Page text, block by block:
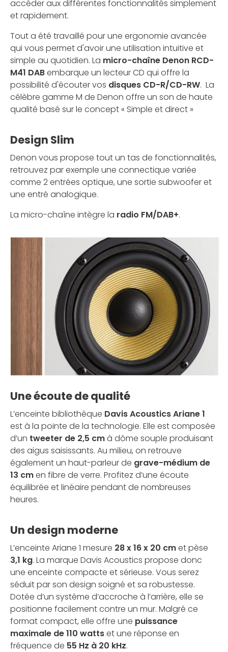
accéder aux différentes fonctionnalités simplement
et rapidement.
Tout a été travaillé pour une ergonomie avancée
qui vous permet d'avoir une utilisation intuitive et
simple au quotidien. La micro-chaîne Denon RCD-
M41 DABembarque un lecteur CD qui offre la
possibilité d'écouter vos disques CD-R/CD-RW. La
célèbre gamme M de Denon offre un son de haute
qualité basé sur le concept « Simple et direct »
Design Slim
Denon vous propose tout un tas de fonctionnalités,
retrouvez par exemple une connectique variée
comme 2 entrées optique, une sortie subwoofer et
une entré analogique.
La micro-chaîne intègre la radio FM/DAB+.
Une écoute de qualité
L’enceinte bibliothèque Davis Acoustics Ariane 1
est à la pointe de la technologie. Elle est composée
d’un tweeter de 2,5 cmà dôme souple produisant
des aigus saisissants. Au milieu, on retrouve
également un haut-parleur de grave-médium de
13 cmen fibre de verre. Profitez d’une écoute
équilibrée et linéaire pendant de nombreuses
heures.
Un design moderne
L’enceinte Ariane 1 mesure 28 x 16 x 20 cmet pèse
3,1 kg. La marque Davis Acoustics propose donc
une enceinte compacte et sérieuse. Vous serez
séduit par son design soigné et sa robustesse.
Dotée d’un système d’accroche à l’arrière, elle se
positionne facilement contre un mur. Malgré ce
format compact, elle offre une puissance
maximale de 110 wattset une réponse en
fréquence de 55 Hz à 20 kHz.